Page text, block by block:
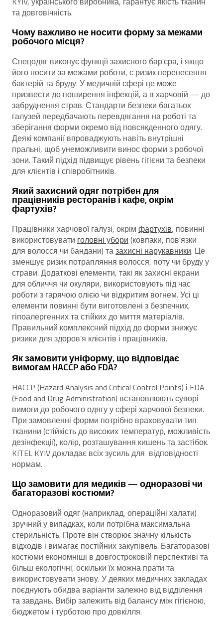
та довговічність.
Чому важливо не носити форму за межами
робочого місця?
Спецодяг виконує функції захисного бар’єра, і якщо
його носити за межами роботи, є ризик перенесення
бактерій та бруду. У медичній сфері це може
призвести до поширення інфекцій, а в харчовій — до
забруднення страв. Стандарти безпеки багатьох
галузей передбачають перевдягання на роботі та
зберігання форми окремо від повсякденного одягу.
Деякі компанії впроваджують навіть внутрішні
пральні, щоб унеможливити винос форми з робочої
зони. Такий підхід підвищує рівень гігієни та безпеки
для клієнтів і співробітників.
Який захисний одяг потрібен для
працівників ресторанів і кафе, окрім
фартухів?
Працівники харчової галузі, окрім фартухів, повинні
використовувати головні убори (ковпаки, пов'язки
для волосся чи бандани) тазахисні нарукавники. Це
зменшує ризик потрапляння волосся, поту чи бруду у
страви. Додаткові елементи, такі як захисні екрани
для обличчя чи окуляри, використовують під час
роботи з гарячою олією чи відкритим вогнем. Усі ці
елементи повинні бути виготовлені з безпечних,
гіпоалергенних та стійких до миття матеріалів.
Правильний комплексний підхід до форми знижує
ризики для здоров’я клієнтів і працівників.
Як замовити уніформу, що відповідає
вимогам HACCP або FDA?
HACCP (Hazard Analysis and Critical Control Points) і FDA
(Food and Drug Administration) встановлюють суворі
вимоги до робочого одягу у сфері харчової безпеки.
При замовленні форми потрібно враховувати тип
тканини (стійкість до високих температур, можливість
дезінфекції), колір, розташування кишень та застібок.
KITEL KYIV докладає всіх зусиль для відповідності
нормам.
Що замовити для медиків — одноразові чи
багаторазові костюми?
Одноразовий одяг (наприклад, операційні халати)
зручний у випадках, коли потрібна максимальна
стерильність. Проте він створює значну кількість
відходів і вимагає постійних закупівель. Багаторазові
костюми економніші в довгостроковій перспективі та
більш екологічні, оскільки їх можна прати та
використовувати знову. У деяких медичних закладах
поєднують обидва варіанти залежно від відділення
та завдань. Вибір залежить від балансу між гігієною,
бюджетом і турботою про довкілля.